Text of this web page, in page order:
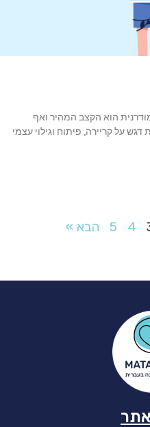
הוא הקצב המהיר ואף
דגש על קריירה, פיתוח וגילוי עצמי
4
5 הבא »